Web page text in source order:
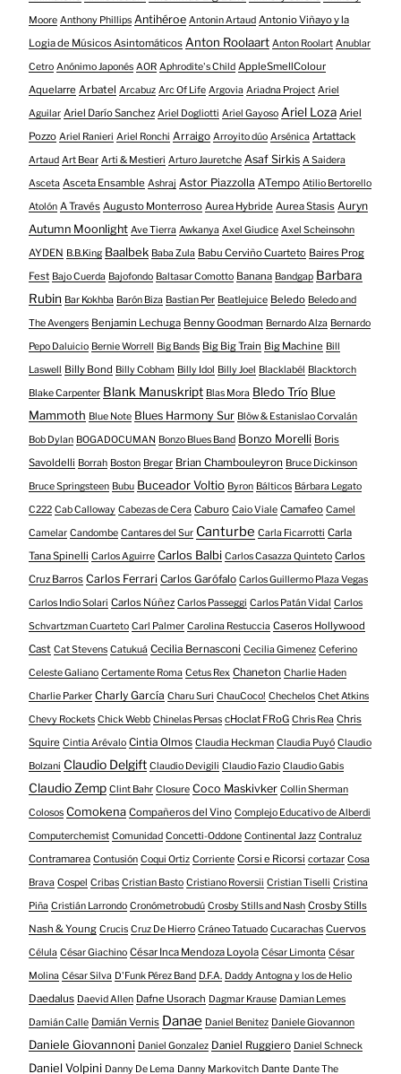
Moore Anthony Phillips Antihéroe Antonin Artaud Antonio Viñayo y la
Logia de Músicos Asintomáticos Anton Roolaart Anton Roolart Anublar
Cetro Anónimo Japonés AOR Aphrodite's Child AppleSmellColour
Aquelarre Arbatel Arcabuz Arc Of Life Argovia Ariadna Project Ariel
Aguilar Ariel Darío Sanchez Ariel Dogliotti Ariel Gayoso Ariel Loza Ariel
Pozzo Ariel Ranieri Ariel Ronchi Arraigo Arroyito dúo Arsénica Artattack
Artaud Art Bear Arti & Mestieri Arturo Jauretche Asaf Sirkis A Saidera
Asceta Asceta Ensamble Ashraj Astor Piazzolla ATempo Atilio Bertorello
Atolón A Través Augusto Monterroso Aurea Hybride Aurea Stasis Auryn
Autumn Moonlight Ave Tierra Awkanya Axel Giudice Axel Scheinsohn
AYDEN B.B.King Baalbek Baba Zula Babu Cerviño Cuarteto Baires Prog
Fest Bajo Cuerda Bajofondo Baltasar Comotto Banana Bandgap Barbara
Rubin Bar Kokhba Barón Biza Bastian Per Beatlejuice Beledo Beledo and
The Avengers Benjamin Lechuga Benny Goodman Bernardo Alza Bernardo
Pepo Daluicio Bernie Worrell Big Bands Big Big Train Big Machine Bill
Laswell Billy Bond Billy Cobham Billy Idol Billy Joel Blacklabél Blacktorch
Blake Carpenter Blank Manuskript Blas Mora Bledo Trío Blue
Mammoth Blue Note Blues Harmony Sur Blöw & Estanislao Corvalán
Bob Dylan BOGADOCUMAN Bonzo Blues Band Bonzo Morelli Boris
Savoldelli Borrah Boston Bregar Brian Chambouleyron Bruce Dickinson
Bruce Springsteen Bubu Buceador Voltio Byron Bálticos Bárbara Legato
C222 Cab Calloway Cabezas de Cera Caburo Caio Viale Camafeo Camel
Camelar Candombe Cantares del Sur Canturbe Carla Ficarrotti Carla
Tana Spinelli Carlos Aguirre Carlos Balbi Carlos Casazza Quinteto Carlos
Cruz Barros Carlos Ferrari Carlos Garófalo Carlos Guillermo Plaza Vegas
Carlos Indio Solari Carlos Núñez Carlos Passeggi Carlos Patán Vidal Carlos
Schvartzman Cuarteto Carl Palmer Carolina Restuccia Caseros Hollywood
Cast Cat Stevens Catukuá Cecilia Bernasconi Cecilia Gimenez Ceferino
Celeste Galiano Certamente Roma Cetus Rex Chaneton Charlie Haden
Charlie Parker Charly García Charu Suri ChauCoco! Chechelos Chet Atkins
Chevy Rockets Chick Webb Chinelas Persas cHoclat FRoG Chris Rea Chris
Squire Cintia Arévalo Cintia Olmos Claudia Heckman Claudia Puyó Claudio
Bolzani Claudio Delgift Claudio Devigili Claudio Fazio Claudio Gabis
Claudio Zemp Clint Bahr Closure Coco Maskivker Collin Sherman
Colosos Comokena Compañeros del Vino Complejo Educativo de Alberdi
Computerchemist Comunidad Concetti-Oddone Continental Jazz Contraluz
Contramarea Contusión Coqui Ortiz Corriente Corsi e Ricorsi cortazar Cosa
Brava Cospel Cribas Cristian Basto Cristiano Roversii Cristian Tiselli Cristina
Piña Cristián Larrondo Cronómetrobudú Crosby Stills and Nash Crosby Stills
Nash & Young Crucis Cruz De Hierro Cráneo Tatuado Cucarachas Cuervos
Célula César Giachino César Inca Mendoza Loyola César Limonta César
Molina César Silva D'Funk Pérez Band D.F.A. Daddy Antogna y los de Helio
Daedalus Daevid Allen Dafne Usorach Dagmar Krause Damian Lemes
Damián Calle Damián Vernis Danae Daniel Benitez Daniele Giovannon
Daniele Giovannoni Daniel Gonzalez Daniel Ruggiero Daniel Schneck
Daniel Volpini Danny De Lema Danny Markovitch Dante Dante The